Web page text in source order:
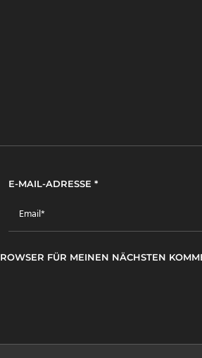
E-MAIL-ADRESSE *
FÜR MEINEN NÄCHSTEN